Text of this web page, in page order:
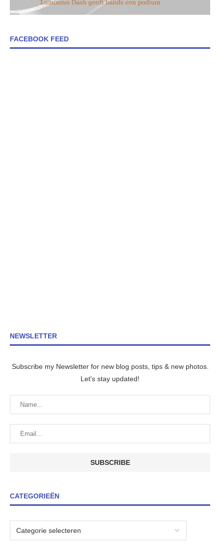
FACEBOOK FEED
NEWSLETTER
Subscribe my Newsletter for new blog posts, tips & new photos.
Let's stay updated!
CATEGORIEËN